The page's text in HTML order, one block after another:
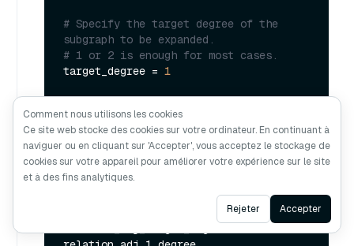
# Specify the target degree of the
subgraph to be expanded.
# 1 or 2 is enough for most cases.
target_degree = 1
matrices using matrix multiplication.
entity_adj_target_degree =
for _ in range(target_degree - 1):
    entity_adj_target_degree =
entity_adj_target_degree *
Ask AI
Comment nous utilisons les cookies
Ce site web stocke des cookies sur votre ordinateur. En continuant à
naviguer ou en cliquant sur 'Accepter', vous acceptez le stockage de
cookies sur votre appareil pour améliorer votre expérience sur le site
et à des fins analytiques.
Rejeter Accepter